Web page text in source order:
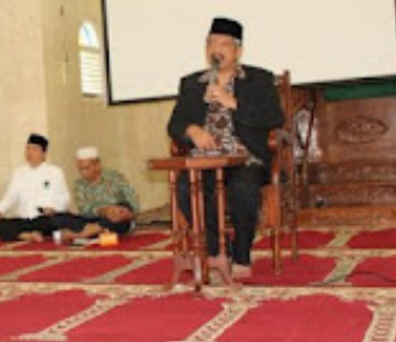
Syiah dan Fitnah Besar
Mengapa Syiah
Syiah dan Penyelewengan
Syiah dan Penyimpangan
Kesalahan Syiah dalam
Syiah dan Konsep Imamah
Syiah dan